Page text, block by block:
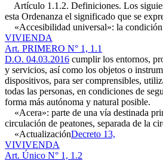
Artículo 1.1.2. Definiciones. Los
esta Ordenanza el significado que se
«Accesibilidad universal»: la condición
VIVIENDA
Art. PRIMERO N° 1, 1.1
D.O. 04.03.2016 cumplir los entornos,
y servicios, así como los objetos o
dispositivos, para ser comprensibles,
todas las personas, en condiciones de
forma más autónoma y natural posible.
«Acera»: parte de una vía destinada
circulación de peatones, separada de la
«ActualizaciónDecreto 13,
VIVIVENDA
Art. Único N° 1, 1.2